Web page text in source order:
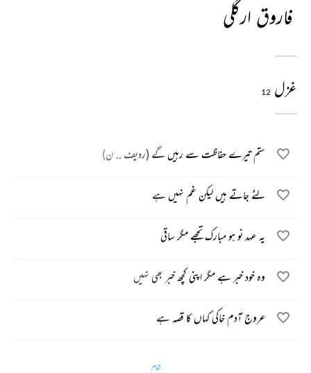
فاروق ارگلی
غزل 12
ستم تیرے حفاظت سے رہیں گے (ردیف .. ن)
لٹے جاتے ہیں لیکن غم نہیں ہے
یہ عہد نو ہو مبارک تجھے مگر ساقی
وہ خود خبر ہے مگر اپنی کچھ خبر بھی نہیں
عروج آدم خاکی کہاں کا قصہ ہے
تمام